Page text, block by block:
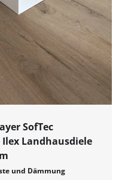
SofTec
Landhausdiele
und Dämmung